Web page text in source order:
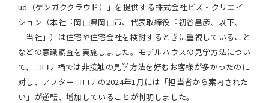
ud（ケンガククラウド）」を提供する株式会社ビズ・クリエイ
ション（本社︓岡⼭県岡⼭市、代表取締役︓初⾕昌彦、以下、
「当社」）は住宅や住宅会社を検討するときに重視していること
などの意識調査を実施しました。モデルハウスの見学方法につい
て、コロナ禍では非接触の見学方法を好むお客様が多かったのに
対し、アフターコロナの2024年1月には「担当者から案内された
い」が逆転、増加していることが判明しました。